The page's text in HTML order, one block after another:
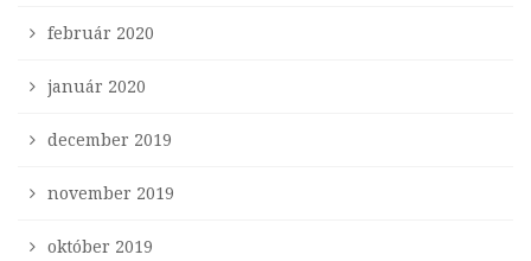
február 2020
január 2020
december 2019
november 2019
október 2019